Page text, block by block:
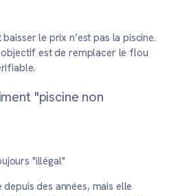
le prix n’est pas la piscine.
objectif est de remplacer le flou
"piscine non
"illégal"
des années, mais elle